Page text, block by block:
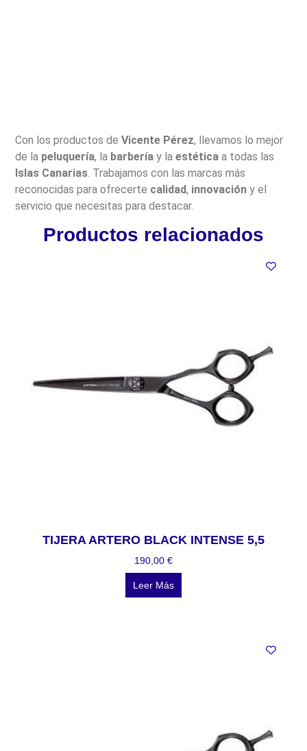
Con los productos deVicente Pérez, llevamos lo mejor
de la peluquería, la barbería y laestética a todas las
Islas Canarias. Trabajamos con las marcas más
reconocidas para ofrecerte calidad, innovación y el
servicio que necesitas para destacar.
Productos relacionados
TIJERA ARTERO BLACK INTENSE 5,5
190,00 €
Leer Más